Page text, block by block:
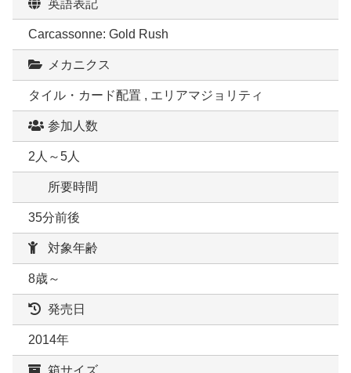
英語表記
Carcassonne: Gold Rush
メカニクス
タイル・カード配置 , エリアマジョリティ
参加人数
2人～5人
所要時間
35分前後
対象年齢
8歳～
発売日
2014年